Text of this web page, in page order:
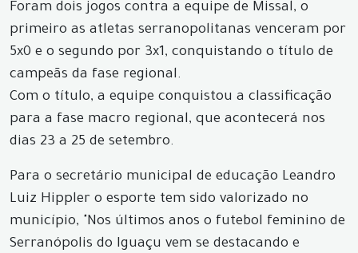
Foram dois jogos contra a equipe de Missal, o
primeiro as atletas serranopolitanas venceram por
5x0 e o segundo por 3x1, conquistando o título de
campeãs da fase regional.
Com o título, a equipe conquistou a classificação
para a fase macro regional, que acontecerá nos
dias 23 a 25 de setembro.
Para o secretário municipal de educação Leandro
Luiz Hippler o esporte tem sido valorizado no
município, "Nos últimos anos o futebol feminino de
Serranópolis do Iguaçu vem se destacando e